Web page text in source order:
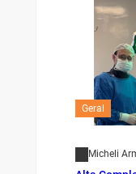
Geral
Micheli
Alta